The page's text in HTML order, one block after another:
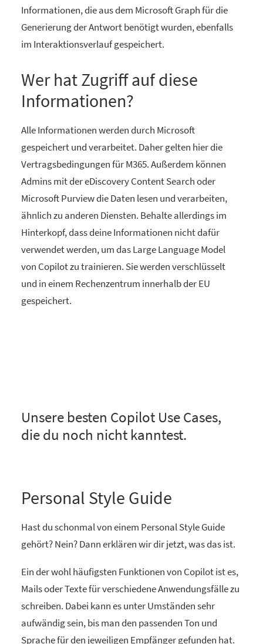
Informationen, die aus dem Microsoft Graph für die
Generierung der Antwort benötigt wurden, ebenfalls
im Interaktionsverlauf gespeichert.
Wer hat Zugriff auf diese
Informationen?
Alle Informationen werden durch Microsoft
gespeichert und verarbeitet. Daher gelten hier die
Vertragsbedingungen für M365. Außerdem können
Admins mit der eDiscovery Content Search oder
Microsoft Purview die Daten lesen und verarbeiten,
ähnlich zu anderen Diensten. Behalte allerdings im
Hinterkopf, dass deine Informationen nicht dafür
verwendet werden, um das Large Language Model
von Copilot zu trainieren. Sie werden verschlüsselt
und in einem Rechenzentrum innerhalb der EU
gespeichert.
Unsere besten Copilot Use Cases,
die du noch nicht kanntest.
Personal Style Guide
Hast du schonmal von einem Personal Style Guide
gehört? Nein? Dann erklären wir dir jetzt, was das ist.
Ein der wohl häufigsten Funktionen von Copilot ist es,
Mails oder Texte für verschiedene Anwendungsfälle zu
schreiben. Dabei kann es unter Umständen sehr
aufwändig sein, bis man den passenden Ton und
Sprache für den jeweiligen Empfänger gefunden hat.